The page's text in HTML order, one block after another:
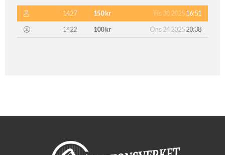
1427 150 kr Tis 30 202516:51
1422
100 kr Ons 24 202520:38